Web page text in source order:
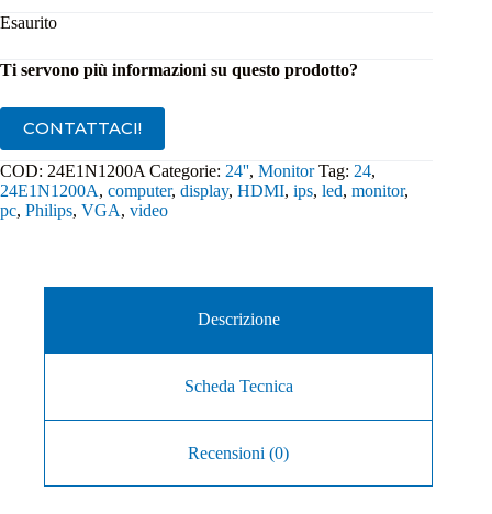
Esaurito
Ti servono più informazioni su questo prodotto?
CONTATTACI!
COD: 24E1N1200A Categorie: 24'', Monitor Tag: 24,
24E1N1200A, computer, display, HDMI, ips, led, monitor,
pc, Philips, VGA, video
Descrizione
Scheda Tecnica
Recensioni (0)